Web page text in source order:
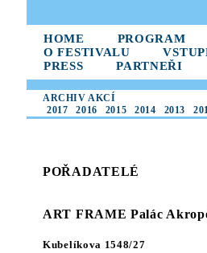
HOME
PROGRAM
O FESTIVALU
PRESS
PARTNEŘI
ARCHIV AKCÍ
2017
2016 2015 2014 2013
POŘADATELÉ
ART FRAME Palác
Kubelíkova 1548/27